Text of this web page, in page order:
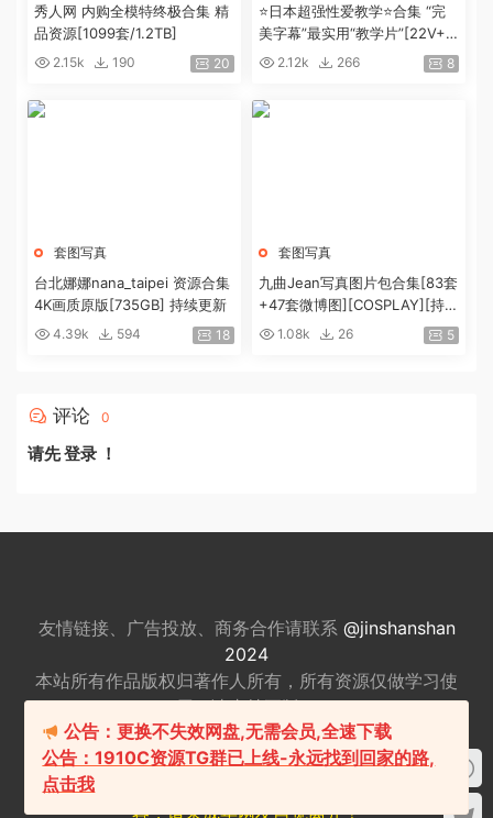
秀人网 内购全模特终极合集 精
品资源[1099套/1.2TB]
2.15k 190 20
⭐日本超强性爱教学⭐合集 “完
美字幕”最实用“教学片”[22V+4.
9G]2.12k 266 8
套图写真
台北娜娜nana_taipei 资源合集
4K画质原版[735GB] 持续更新
4.39k 594 18
套图写真
九曲Jean写真图片包合集[83套
+47套微博图][COSPLAY][持续
更新]1.08k 26 5
评论 0
请先登录 ！
友情链接、广告投放、商务合作请联系 @jinshanshan
2024
本站所有作品版权归著作人所有，所有资源仅做学习使
用，请支持正版。
适量游戏有益身心健康，请勿长时间沉迷游戏，注意保
护视力并预防近视，保重身体！
我们立足于美国，对全球华人服务，本站包含18+内
容，请未成年网友自觉离开！
公告：更换不失效网盘,无需会员,全速下载
公告：1910C资源TG群已上线-永远找到回家的路,
点击我